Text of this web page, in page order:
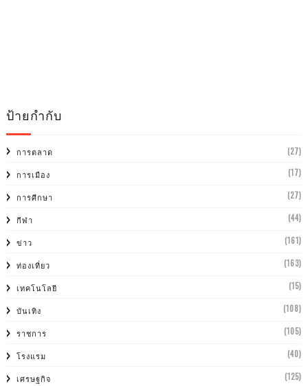
ป้ายกำกับ
การตลาด (27)
การเมือง (17)
การศีกษา (27)
กีฬา (44)
ข่าว (161)
ท่องเที่ยว (163)
เทคโนโลยี (15)
บันเทิง (108)
ราชการ (105)
โรงแรม (40)
เศรษฐกิจ (125)